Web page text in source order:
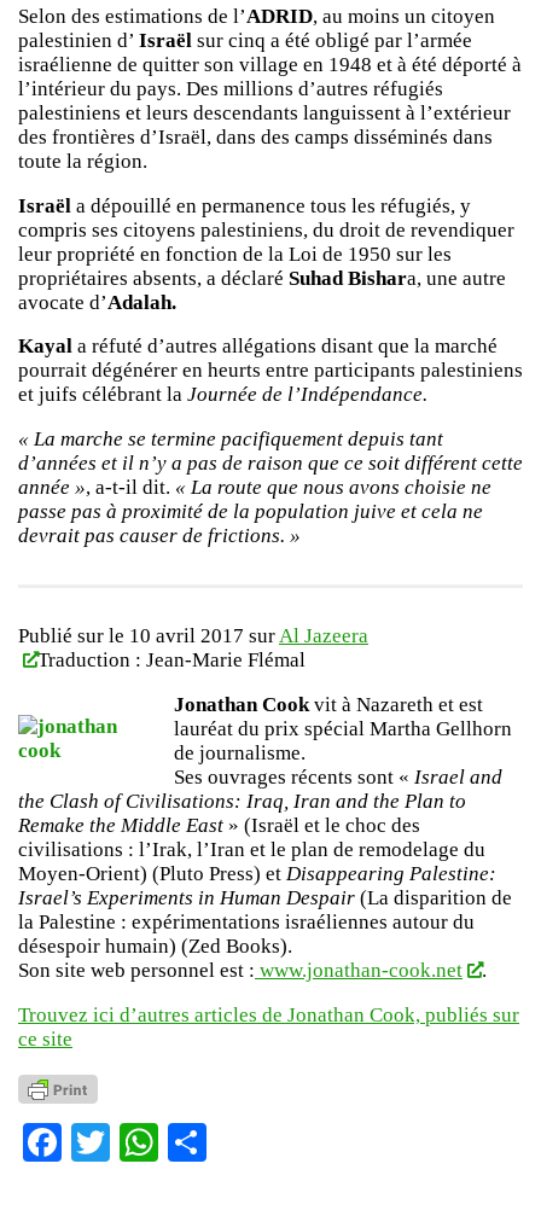
Selon des estimations de l’ADRID, au moins un citoyen
palestinien d’ Israël sur cinq a été obligé par l’armée
israélienne de quitter son village en 1948 et à été déporté à
l’intérieur du pays. Des millions d’autres réfugiés
palestiniens et leurs descendants languissent à l’extérieur
des frontières d’Israël, dans des camps disséminés dans
toute la région.
Israël a dépouillé en permanence tous les réfugiés, y
compris ses citoyens palestiniens, du droit de revendiquer
leur propriété en fonction de la Loi de 1950 sur les
propriétaires absents, a déclaré Suhad Bishara, une autre
avocate d’Adalah.
Kayal a réfuté d’autres allégations disant que la marché
pourrait dégénérer en heurts entre participants palestiniens
et juifs célébrant la Journée de l’Indépendance.
« La marche se termine pacifiquement depuis tant
d’années et il n’y a pas de raison que ce soit différent cette
année », a-t-il dit. « La route que nous avons choisie ne
passe pas à proximité de la population juive et cela ne
devrait pas causer de frictions. »
Publié sur le 10 avril 2017 surAl Jazeera
Traduction : Jean-Marie Flémal
Jonathan Cookvit à Nazareth et est
lauréat du prix spécial Martha Gellhorn
de journalisme.
Ses ouvrages récents sont « Israel and
the Clash of Civilisations: Iraq, Iran and the Plan to
Remake the Middle East » (Israël et le choc des
civilisations : l’Irak, l’Iran et le plan de remodelage du
Moyen-Orient) (Pluto Press) et Disappearing Palestine:
Israel’s Experiments in Human Despair (La disparition de
la Palestine : expérimentations israéliennes autour du
désespoir humain) (Zed Books).
Son site web personnel est : www.jonathan-cook.net
.
Trouvez ici d’autres articles de Jonathan Cook, publiés sur
ce site
Facebook
TwitterWhatsApp